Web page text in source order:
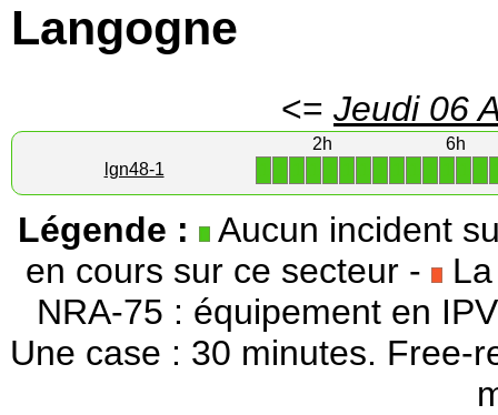
Langogne
<= Jeudi 06
2h
6h
lgn48-1
Légende :
Aucun incident
en cours sur ce secteur - La
NRA-75 : équipement en
Une case : 30 minutes. Free-